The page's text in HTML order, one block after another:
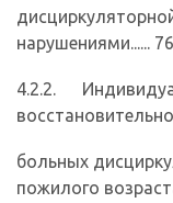
нарушениями...... 76
4.2.2.
больных
пожилого